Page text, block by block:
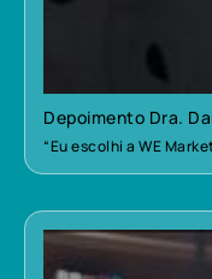
Depoimento Dra.
“Eu escolhi a WE